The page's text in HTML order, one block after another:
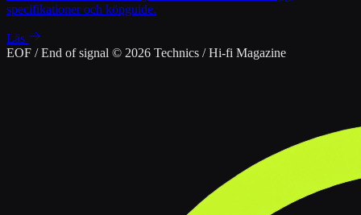
specifikationer och köpguide.
Läs
EOF / End of signal © 2026 Technics / Hi-fi Magazine